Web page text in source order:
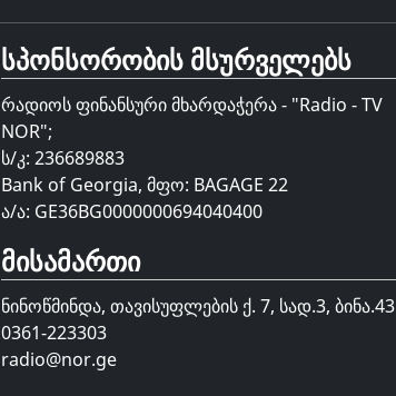
სპონსორობის მსურველებს
რადიოს ფინანსური მხარდაჭერა - "Radio - TV
NOR";
ს/კ: 236689883
Bank of Georgia, მფო: BAGAGE 22
ა/ა: GE36BG0000000694040400
მისამართი
ნინოწმინდა, თავისუფლების ქ. 7, სად.3, ბინა.43
0361-223303
radio@nor.ge